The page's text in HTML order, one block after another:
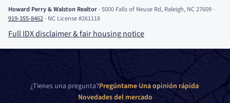
Howard Perry&Walston Realtor ·5000 Falls of Neuse Rd, Raleigh, NC 27609 ·
919-355-8462 · NC License #261118
Full IDX disclaimer&fair housing notice
¿Tienes una pregunta?Pregúntame·Una opinión rápida·
Novedades del mercado